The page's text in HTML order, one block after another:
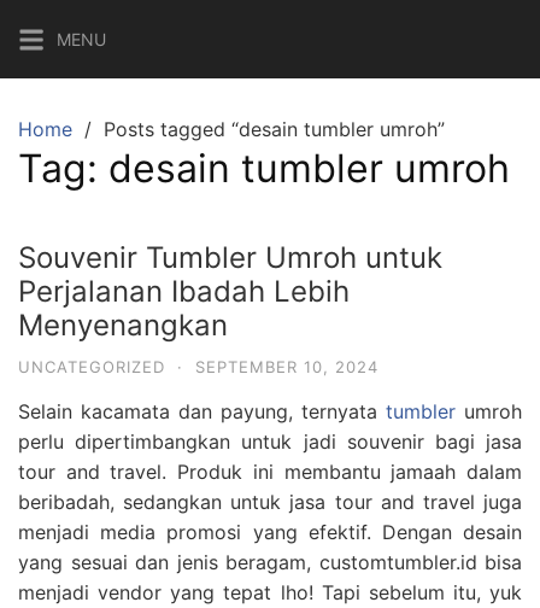
content
MENU
Home Posts tagged “desain tumbler umroh”
Tag: desain tumbler umroh
Souvenir Tumbler Umroh untuk
Perjalanan Ibadah Lebih
Menyenangkan
UNCATEGORIZED · SEPTEMBER 10, 2024
Selain kacamata dan payung, ternyata tumbler umroh
perlu dipertimbangkan untuk jadi souvenir bagi jasa
tour and travel. Produk ini membantu jamaah dalam
beribadah, sedangkan untuk jasa tour and travel juga
menjadi media promosi yang efektif. Dengan desain
yang sesuai dan jenis beragam, customtumbler.id bisa
menjadi vendor yang tepat lho! Tapi sebelum itu, yuk